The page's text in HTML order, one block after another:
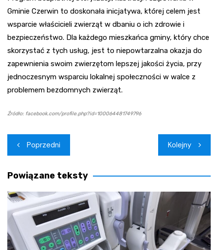
Gminie Czerwin to doskonała inicjatywa, której celem jest
wsparcie właścicieli zwierząt w dbaniu o ich zdrowie i
bezpieczeństwo. Dla każdego mieszkańca gminy, który chce
skorzystać z tych usług, jest to niepowtarzalna okazja do
zapewnienia swoim zwierzętom lepszej jakości życia, przy
jednoczesnym wsparciu lokalnej społeczności w walce z
problemem bezdomnych zwierząt.
Źródło: facebook.com/profile.php?id=100064481749796
Nawigacja
wpisu
Poprzedni Kolejny
Powiązane teksty